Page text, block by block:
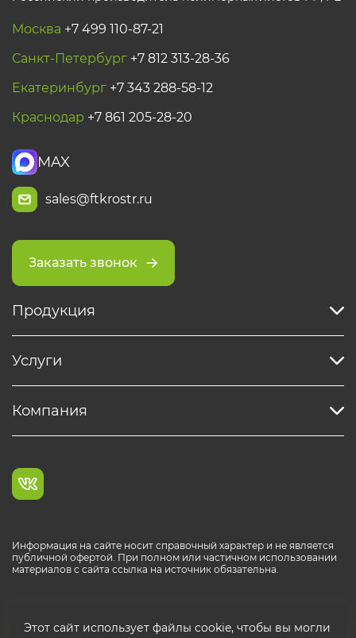
Москва +7 499 110-87-21
Санкт-Петербург +7 812 313-28-36
Екатеринбург +7 343 288-58-12
Краснодар +7 861 205-28-20
MAX
sales@ftkrostr.ru
Заказать звонок
Продукция
Услуги
Компания
Информация на сайте носит справочный характер и не является
публичной офертой. При полном или частичном использовании
материалов с сайта ссылка на источник обязательна.
Этот сайт использует файлы cookie, чтобы вы могли